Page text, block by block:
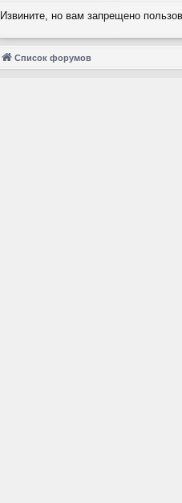
Извините, но вам запрещено
Список форумов